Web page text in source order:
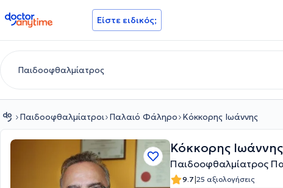
doctoranytime Είστε ειδικός;
Παιδοοφθαλμίατροι Παλαιό Φάληρο Κόκκορης Ιωάννης
Κόκκορης Ιωάννης
Παιδοοφθαλμίατρος
9.7|25 αξιολογήσεις